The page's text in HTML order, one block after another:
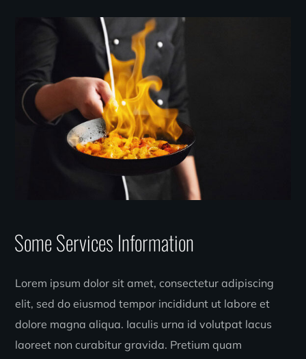
Some Services Information
Lorem ipsum dolor sit amet, consectetur adipiscing
elit, sed do eiusmod tempor incididunt ut labore et
dolore magna aliqua. Iaculis urna id volutpat lacus
laoreet non curabitur gravida. Pretium quam